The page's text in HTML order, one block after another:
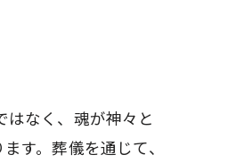
なく、魂が神々と
す。葬儀を通じて、